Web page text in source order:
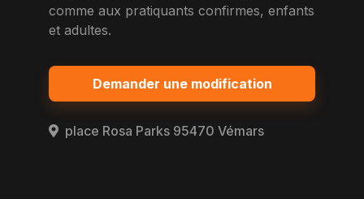
comme aux pratiquants confirmes, enfants
et adultes.
Demander une modification
place Rosa Parks 95470 Vémars